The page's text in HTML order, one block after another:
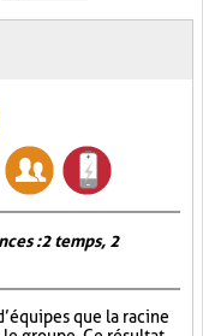
: 2 temps, 2
que la racine